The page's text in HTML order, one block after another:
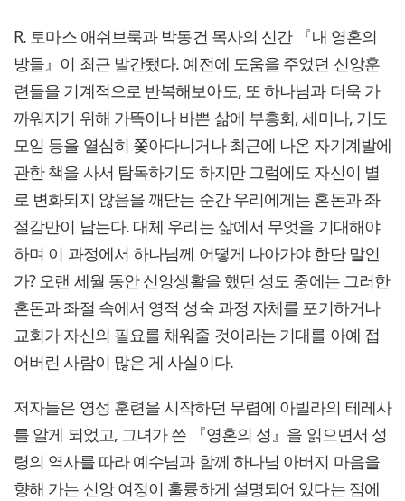
R. 토마스 애쉬브룩과 박동건 목사의 신간 『내 영혼의
방들』이 최근 발간됐다. 예전에 도움을 주었던 신앙훈
련들을 기계적으로 반복해보아도, 또 하나님과 더욱 가
까워지기 위해 가뜩이나 바쁜 삶에 부흥회, 세미나, 기도
모임 등을 열심히 쫓아다니거나 최근에 나온 자기계발에
관한 책을 사서 탐독하기도 하지만 그럼에도 자신이 별
로 변화되지 않음을 깨닫는 순간 우리에게는 혼돈과 좌
절감만이 남는다. 대체 우리는 삶에서 무엇을 기대해야
하며 이 과정에서 하나님께 어떻게 나아가야 한단 말인
가? 오랜 세월 동안 신앙생활을 했던 성도 중에는 그러한
혼돈과 좌절 속에서 영적 성숙 과정 자체를 포기하거나
교회가 자신의 필요를 채워줄 것이라는 기대를 아예 접
어버린 사람이 많은 게 사실이다.
저자들은 영성 훈련을 시작하던 무렵에 아빌라의 테레사
를 알게 되었고, 그녀가 쓴 『영혼의 성』을 읽으면서 성
령의 역사를 따라 예수님과 함께 하나님 아버지 마음을
향해 가는 신앙 여정이 훌륭하게 설명되어 있다는 점에